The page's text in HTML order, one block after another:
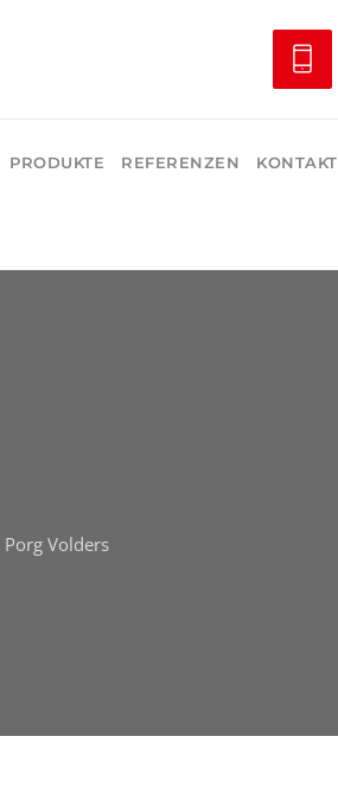
PRODUKTE REFERENZEN KONTAKT
Porg Volders